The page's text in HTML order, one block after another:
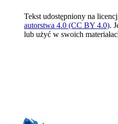
Tekst udostępniony na
autorstwa 4.0 (CC BY 4.0).
lub użyć w swoich